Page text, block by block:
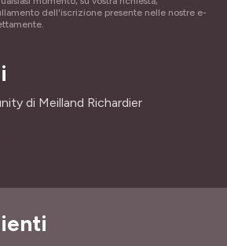
dell'iscrizione presente nelle nostre e-
di Meilland Richardier